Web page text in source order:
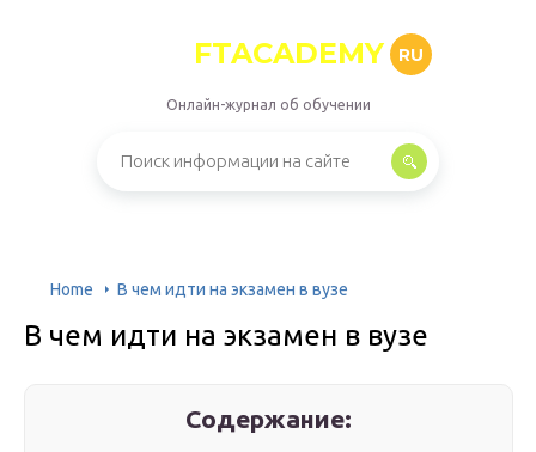
FTACADEMY RU
Онлайн-журнал об обучении
Home В чем идти на экзамен в вузе
В чем идти на экзамен в вузе
Содержание: